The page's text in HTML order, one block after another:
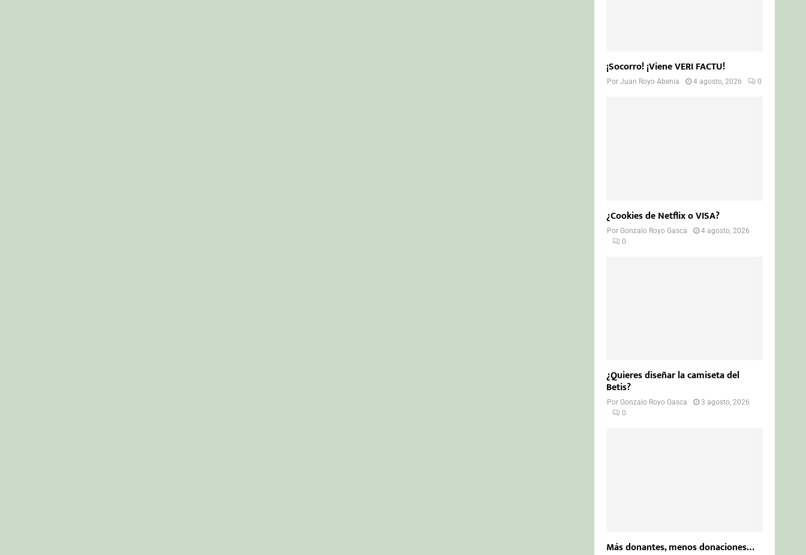
¡Socorro! ¡Viene VERI FACTU!
PorJuan Royo Abenia 4 agosto, 2026 0
¿Cookies de Netflix o VISA?
PorGonzalo Royo Gasca
4 agosto, 2026
0
¿Quieres diseñar la camiseta del
Betis?
PorGonzalo Royo Gasca
3 agosto, 2026
0
Más donantes, menos donaciones…